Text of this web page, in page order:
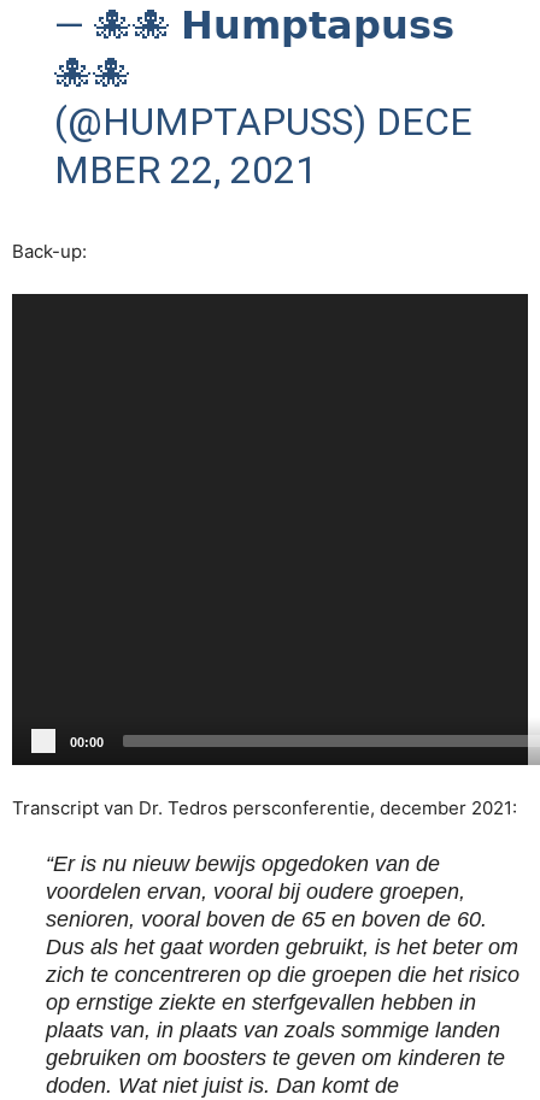
— 🐙🐙 𝗛𝘂𝗺𝗽𝘁𝗮𝗽𝘂𝘀𝘀
🐙🐙
(@HUMPTAPUSS) DECE
MBER 22, 2021
Back-up:
00:00
Transcript van Dr. Tedros persconferentie, december 2021:
“Er is nu nieuw bewijs opgedoken van de
voordelen ervan, vooral bij oudere groepen,
senioren, vooral boven de 65 en boven de 60.
Dus als het gaat worden gebruikt, is het beter om
zich te concentreren op die groepen die het risico
op ernstige ziekte en sterfgevallen hebben in
plaats van, in plaats van zoals sommige landen
gebruiken om boosters te geven om kinderen te
doden. Wat niet juist is. Dan komt de